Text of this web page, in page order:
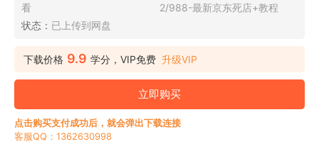
看
2/988-最新京东死店+教程
状态： 已上传到网盘
下载价格 9.9 学分，VIP免费 升级VIP
立即购买
点击购买支付成功后，就会弹出下载连接
客服QQ：1362630998